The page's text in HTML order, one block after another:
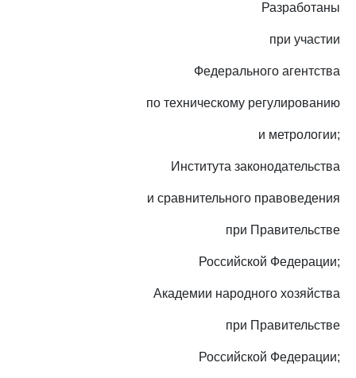
Разработаны
при участии
Федерального агентства
по техническому регулированию
и метрологии;
Института законодательства
и сравнительного правоведения
при Правительстве
Российской Федерации;
Академии народного хозяйства
при Правительстве
Российской Федерации;